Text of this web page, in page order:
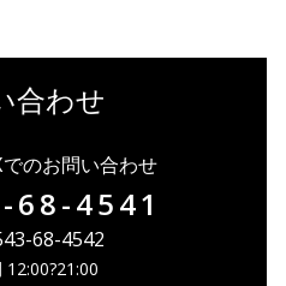
合わせ
のお問い合わせ
68-4541
68-4542
12:00?21:00